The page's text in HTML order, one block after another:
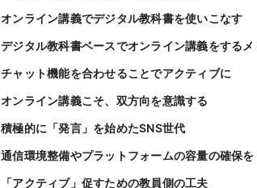
オンライン講義でデジタル教科書を使いこなす
デジタル教科書ベースでオンライン講義をするメ
チャット機能を合わせることでアクティブに
オンライン講義こそ、双方向を意識する
積極的に「発言」を始めたSNS世代
通信環境整備やプラットフォームの容量の確保を
「アクティブ」促すための教員側の工夫